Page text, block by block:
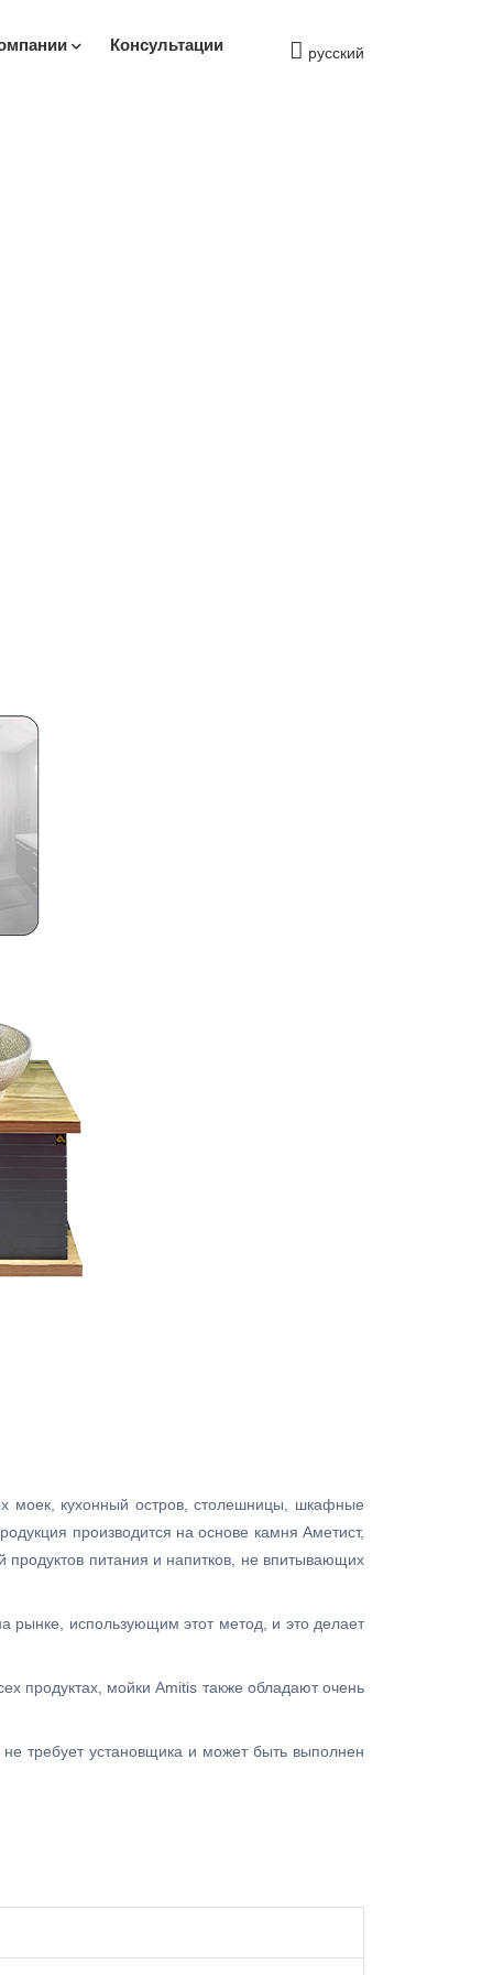
Консультации русский
моек, кухонный остров, столешницы, шкафные
производится на основе камня Аметист,
продуктов питания и напитков, не впитывающих
рынке, использующим этот метод, и это делает
продуктах, мойки Amitis также обладают очень
требует установщика и может быть выполнен